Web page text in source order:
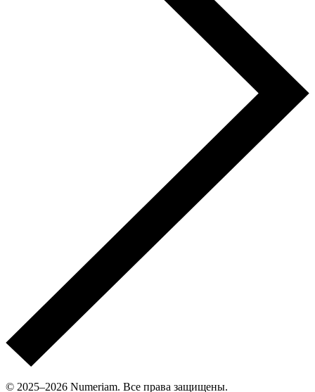
© 2025–2026 Numeriam. Все права защищены.